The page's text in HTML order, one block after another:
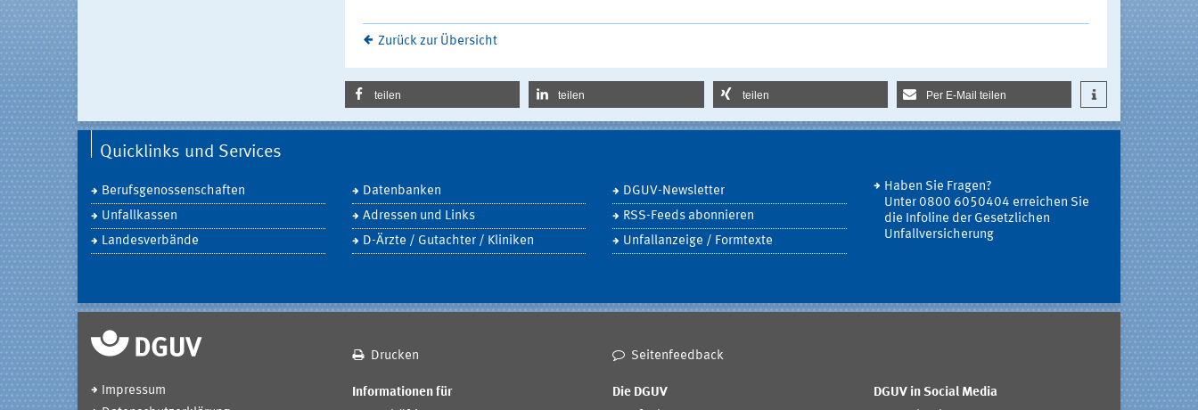
Zurück zur Übersicht
teilen teilen teilen Per E-Mail teilen
Quicklinks und Services
Berufsgenossenschaften
Unfallkassen
Landesverbände
Datenbanken
Adressen und Links
D-Ärzte / Gutachter / Kliniken
DGUV-Newsletter
RSS-Feeds abonnieren
Unfallanzeige / Formtexte
Haben Sie Fragen?
Unter 0800 6050404 erreichen Sie
die Infoline der Gesetzlichen
Unfallversicherung
Drucken Seitenfeedback
Impressum
Informationen für
Die DGUV
DGUV in Social Media